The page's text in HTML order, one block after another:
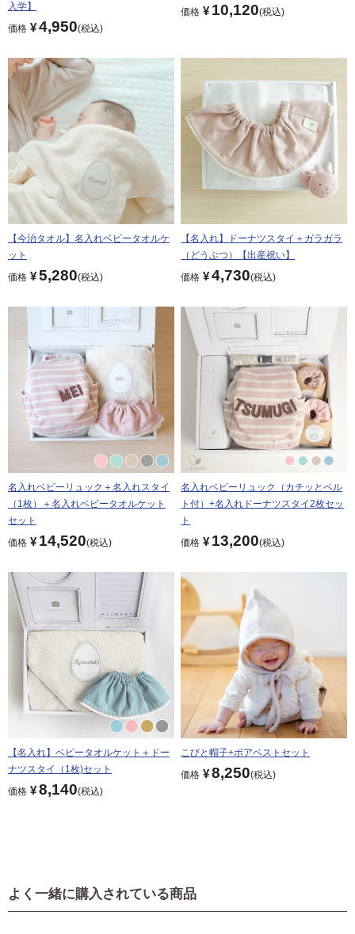
入学】
価格 ¥4,950 税込
価格 ¥ 10,120 税込
【今治タオル】名入れベビータオルケ
ット
価格 ¥5,280 税込
【名入れ】ドーナツスタイ＋ガラガラ
（どうぶつ）【出産祝い】
価格 ¥4,730 税込
名入れベビーリュック＋名入れスタイ
（1枚）＋名入れベビータオルケット
セット
価格 ¥ 14,520 税込
名入れベビーリュック（カチッとベル
ト付）+名入れドーナツスタイ2枚セッ
ト
価格 ¥ 13,200 税込
【名入れ】ベビータオルケット＋ドー
ナツスタイ（1枚)セット
価格 ¥8,140 税込
こびと帽子+ボアベストセット
価格 ¥8,250 税込
よく一緒に購入されている商品